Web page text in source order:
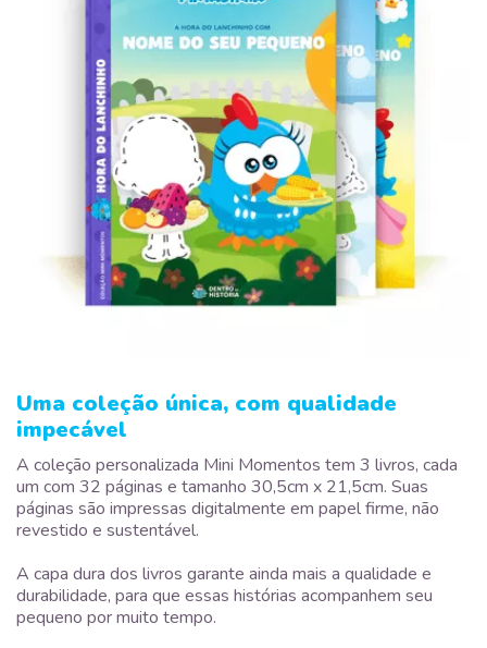
Uma coleção única, com qualidade
impecável
A coleção personalizada Mini Momentos tem 3 livros, cada
um com 32 páginas e tamanho 30,5cm x 21,5cm. Suas
páginas são impressas digitalmente em papel firme, não
revestido e sustentável.
A capa dura dos livros garante ainda mais a qualidade e
durabilidade, para que essas histórias acompanhem seu
pequeno por muito tempo.